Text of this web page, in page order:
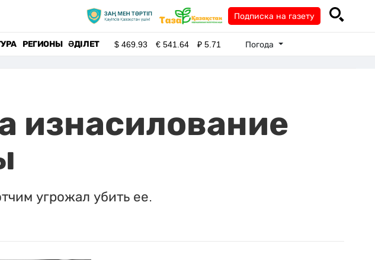
Подписка на газету
РЕГИОНЫ ӘДІЛЕТ $469.93 €541.64 ₽5.71 Погода
изнасилование
угрожал убить ее.